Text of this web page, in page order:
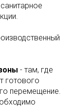
- там, где
готового
перемещение.